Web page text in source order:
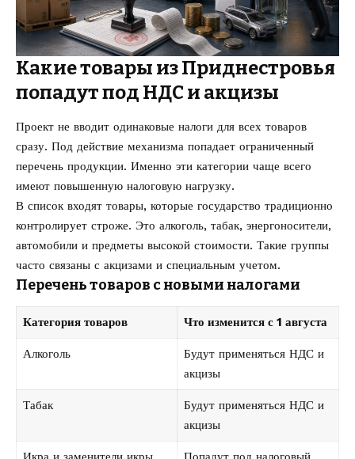
Какие товары из Приднестровья
попадут под НДС и акцизы
Проект не вводит одинаковые налоги для всех товаров
сразу. Под действие механизма попадает ограниченный
перечень продукции. Именно эти категории чаще всего
имеют повышенную налоговую нагрузку.
В список входят товары, которые государство традиционно
контролирует строже. Это алкоголь, табак, энергоносители,
автомобили и предметы высокой стоимости. Такие группы
часто связаны с акцизами и специальным учетом.
Перечень товаров с новыми налогами
Категория товаров Что изменится с 1 августа
Алкоголь
Будут применяться НДС и
акцизы
Табак
Будут применяться НДС и
акцизы